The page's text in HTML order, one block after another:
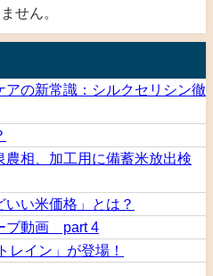
せん。
の新常識：シルクセリシン徹
農相、加工用に備蓄米放出検
い米価格」とは？
ブ動画 part 4
レイン」が登場！